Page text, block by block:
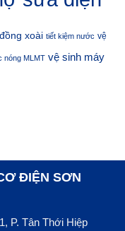
xoài tiết kiệm nước vệ
nóng MLMT vệ sinh máy
ĐIỆN SƠN
P. Tân Thới Hiệp